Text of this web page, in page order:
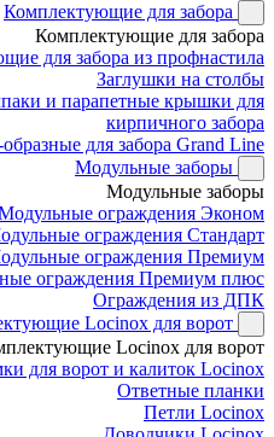
Комплектующие для забора
Комплектующие для забора
для забора из профнастила
Заглушки на столбы
и парапетные крышки для
кирпичного забора
для забора Grand Line
Модульные заборы
Модульные заборы
ограждения Эконом
ограждения Стандарт
ограждения Премиум
ограждения Премиум плюс
Ограждения из ДПК
Locinox для ворот
Locinox для ворот
для ворот и калиток Locinox
Ответные планки
Петли Locinox